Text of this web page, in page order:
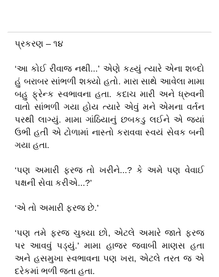
પ્રકરણ – ૧૪
‘આ કોઈ રીવાજ નથી...’ એણે કહ્યું ત્યારે એના શબ્દો
હું બરાબર સાંભળી શક્યો હતો. મારા સાથે આવેલા મામા
બહુ ફ્રેન્ક સ્વભાવના હતા. કદાચ મારી અને ધ્રુવની
વાતો સાંભળી ગયા હોય ત્યારે એવું મને એમના વર્તન
પરથી લાગ્યું. મામા ગાંઠિયાનું છબકડુ લઈને એ જ્યાં
ઉભી હતી એ ટોળામાં નાસ્તો કરાવવા સ્વયં સેવક બની
ગયા હતા.
‘પણ અમારી ફરજ તો ખરીને...? કે અમે પણ વેવાઈ
પક્ષની સેવા કરીએ...?’
‘એ તો અમારી ફરજ છે.’
‘પણ તમે ફરજ ચુક્યા છો, એટલે અમારે જાતે ફરજ
પર આવવું પડ્યું.’ મામા હાજર જવાબી માણસ હતા
અને હસમુખા સ્વભાવના પણ ખરા, એટલે તરત જ એ
દરેકમાં ભળી જતા હતા.